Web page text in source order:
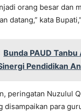
orang besar dan
datang,” kata
Bunda PAUD
Pendidikan
peringatan Nuzulul
disampaikan para